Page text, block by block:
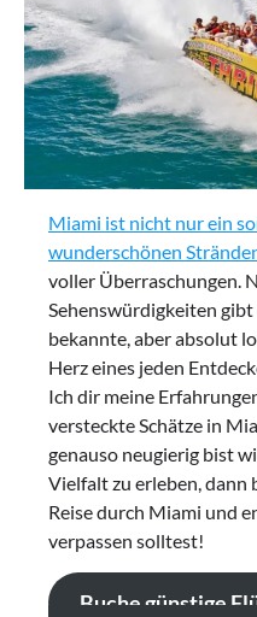
Miami ist nicht nur ein
wunderschönen
voller Überraschungen.
Sehenswürdigkeiten
bekannte, aber absolut
Herz eines jeden
Ich dir meine
versteckte Schätze in
genauso neugierig bist
Vielfalt zu erleben, dann
Reise durch Miami und
verpassen solltest!
Buche günstige